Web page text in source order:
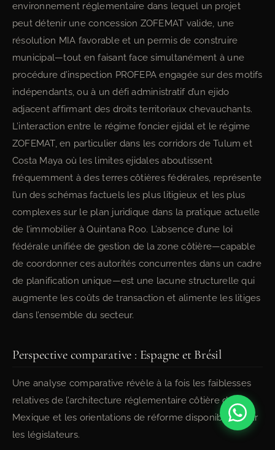
environnement réglementaire dans lequel un projet
peut détenir une concession ZOFEMAT valide, une
résolution MIA favorable et un permis de construire
municipal—tout en faisant face simultanément à une
procédure d’inspection PROFEPA engagée sur des motifs
indépendants, ou à un défi administratif d’un ejido
adjacent affirmant des droits territoriaux chevauchants.
L’interaction entre le régime foncier ejidal et le régime
ZOFEMAT, en particulier dans les corridors de Tulum et
Costa Maya où les limites ejidales aboutissent
fréquemment à des terres côtières fédérales, représente
l’un des schémas factuels les plus litigieux et les plus
complexes sur le plan juridique dans la pratique actuelle
de l’immobilier à Quintana Roo. L’absence d’une loi
fédérale unifiée de gestion de la zone côtière—capable
de coordonner ces autorités concurrentes dans un cadre
de planification unique—est une lacune structurelle qui
augmente les coûts de transaction et alimente les litiges
dans l’ensemble du secteur.
Perspective comparative : Espagne et Brésil
Une analyse comparative révèle à la fois les faiblesses
relatives de l’architecture réglementaire côtière du
Mexique et les orientations de réforme disponibles pour
les législateurs.